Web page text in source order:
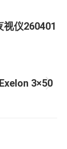
仪260401
3×50